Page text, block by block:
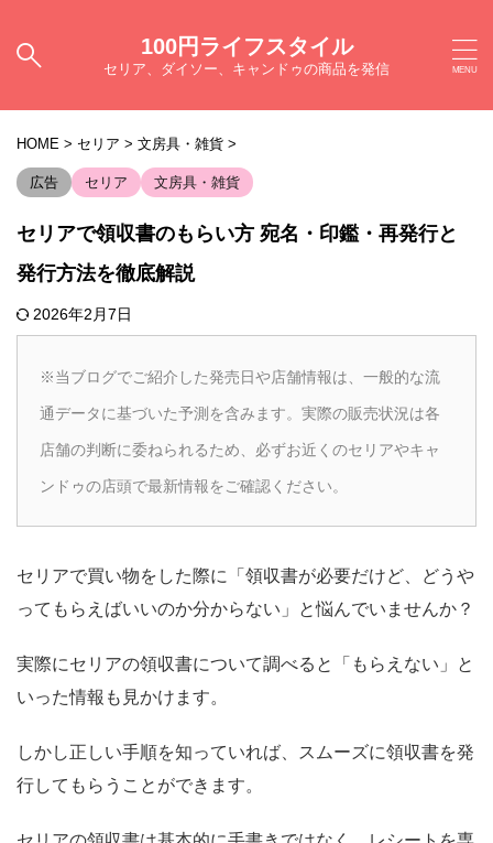
100円ライフスタイル
セリア、ダイソー、キャンドゥの商品を発信
HOME > セリア > 文房具・雑貨 >
広告 セリア 文房具・雑貨
セリアで領収書のもらい方 宛名・印鑑・再発行と
発行方法を徹底解説
2026年2月7日
※当ブログでご紹介した発売日や店舗情報は、一般的な流
通データに基づいた予測を含みます。実際の販売状況は各
店舗の判断に委ねられるため、必ずお近くのセリアやキャ
ンドゥの店頭で最新情報をご確認ください。
セリアで買い物をした際に「領収書が必要だけど、どうや
ってもらえばいいのか分からない」と悩んでいませんか？
実際にセリアの領収書について調べると「もらえない」と
いった情報も見かけます。
しかし正しい手順を知っていれば、スムーズに領収書を発
行してもらうことができます。